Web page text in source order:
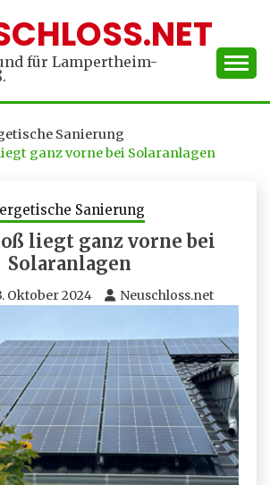
für Lampertheim-
Sanierung
ganz vorne bei Solaranlagen
Sanierung
liegt ganz vorne bei
Solaranlagen
Oktober 2024 Neuschloss.net